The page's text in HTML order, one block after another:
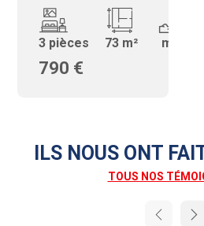
3 pièces 73 m² m²
790 €
ILS NOUS ONT
TOUS NOS
Next